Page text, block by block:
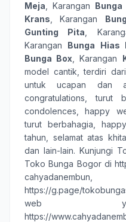
Meja , Karangan
Krans , Karangan
Gunting Pita ,
Karangan Bunga Hias
Bunga Box , Karangan
model cantik, terdiri dari
untuk ucapan dan
congratulations ,turut
condolences ,happy
turut berbahagia
tahun
selamat atas
dan lain-lain. Kunjungi
Toko Bunga Bogordi
https://g.page/
web
https://